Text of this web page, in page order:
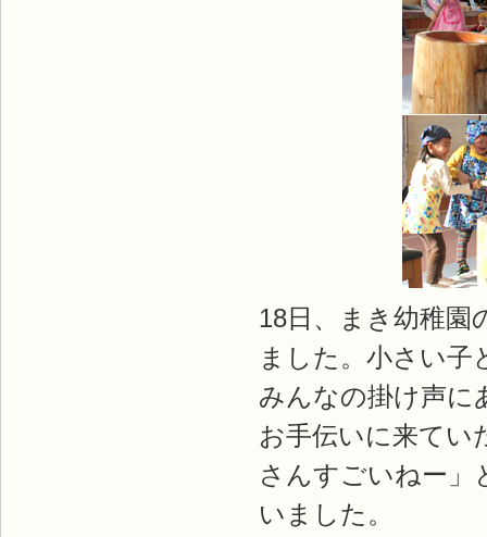
18日、まき幼稚園
ました。小さい子
みんなの掛け声に
お手伝いに来てい
さんすごいねー」
いました。